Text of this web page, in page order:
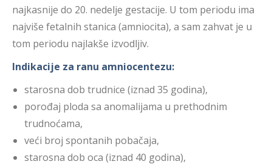
najkasnije do 20. nedelje gestacije. U tom periodu ima
najviše fetalnih stanica (amniocita), a sam zahvat je u
tom periodu najlakše izvodljiv.
Indikacije za ranu amniocentezu:
starosna dob trudnice (iznad 35 godina),
porođaj ploda sa anomalijama u prethodnim
trudnoćama,
veći broj spontanih pobačaja,
starosna dob oca (iznad 40 godina),